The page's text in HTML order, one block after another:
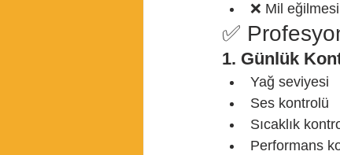
❌ Mil eğilmesi
✅
1. Günlük
Yağ seviyesi
Ses kontrolü
Sıcaklık
Performans